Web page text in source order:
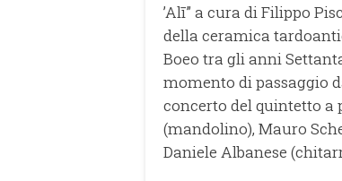
’Alī” a cura di Filippo
della ceramica
Boeo tra gli anni
momento di passaggio
concerto del quintetto a
(mandolino), Mauro
Daniele Albanese